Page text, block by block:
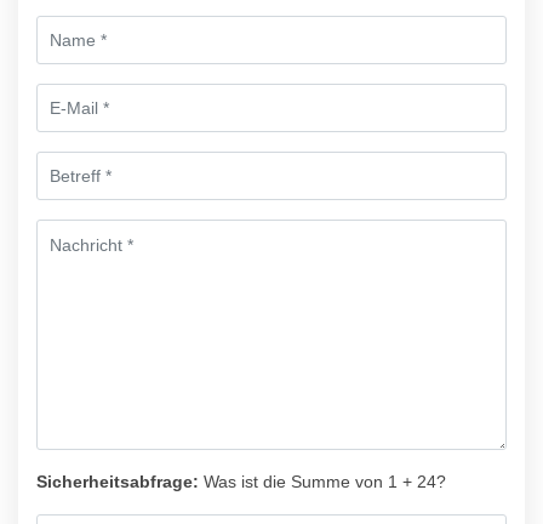
Sicherheitsabfrage: Was ist die Summe von 1 + 24?